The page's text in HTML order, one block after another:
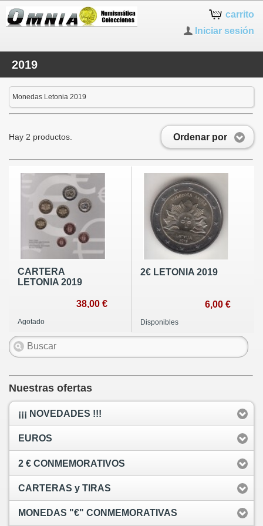
carrito
Iniciar sesión
2019
Monedas Letonia 2019
Ordenar por
Hay 2 productos.
CARTERA
LETONIA 2019
38,00 €
Agotado
2€ LETONIA 2019
6,00 €
Disponibles
Nuestras ofertas
¡¡¡ NOVEDADES !!!
EUROS
2 € CONMEMORATIVOS
CARTERAS y TIRAS
MONEDAS "€" CONMEMORATIVAS